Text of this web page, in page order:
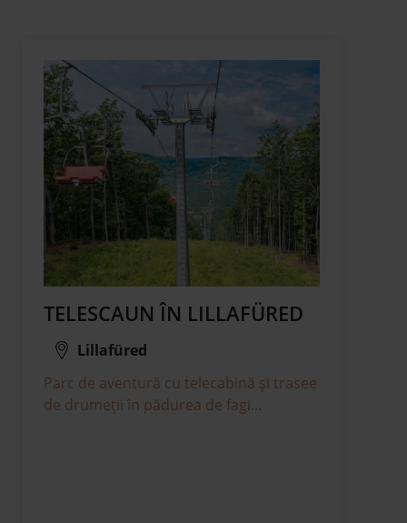
TELESCAUN ÎN LILLAFÜRED
Lillafüred
Parc de aventură cu telecabină și trasee
de drumeții în pădurea de fagi...